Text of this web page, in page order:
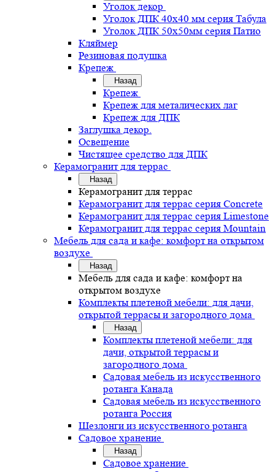
Уголок декор
Уголок ДПК 40х40 мм серия Табула
Уголок ДПК 50х50мм серия Патио
Кляймер
Резиновая подушка
Крепеж
Назад
Крепеж
Крепеж для металических лаг
Крепеж для ДПК
Заглушка декор.
Освещение
Чистящее средство для ДПК
Керамогранит для террас
Назад
Керамогранит для террас
Керамогранит для террас серия Concrete
Керамогранит для террас серия Limestone
Керамогранит для террас серия Mountain
Мебель для сада и кафе: комфорт на открытом
воздухе
Назад
Мебель для сада и кафе: комфорт на
открытом воздухе
Комплекты плетеной мебели: для дачи,
открытой террасы и загородного дома
Назад
Комплекты плетеной мебели: для
дачи, открытой террасы и
загородного дома
Садовая мебель из искусственного
ротанга Канада
Садовая мебель из искусственного
ротанга Россия
Шезлонги из искусственного ротанга
Садовое хранение
Назад
Садовое хранение